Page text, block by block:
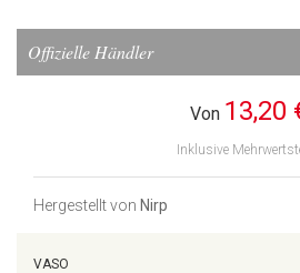
Offizielle Händler
Von 13,20
Inklusive
Hergestellt von Nirp
VASO